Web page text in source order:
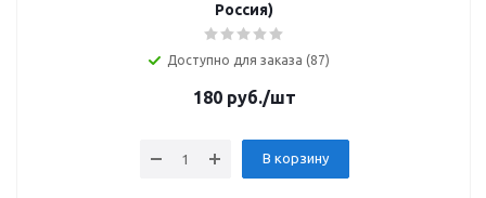
Россия)
Доступно для заказа (87)
180руб./шт
В корзину